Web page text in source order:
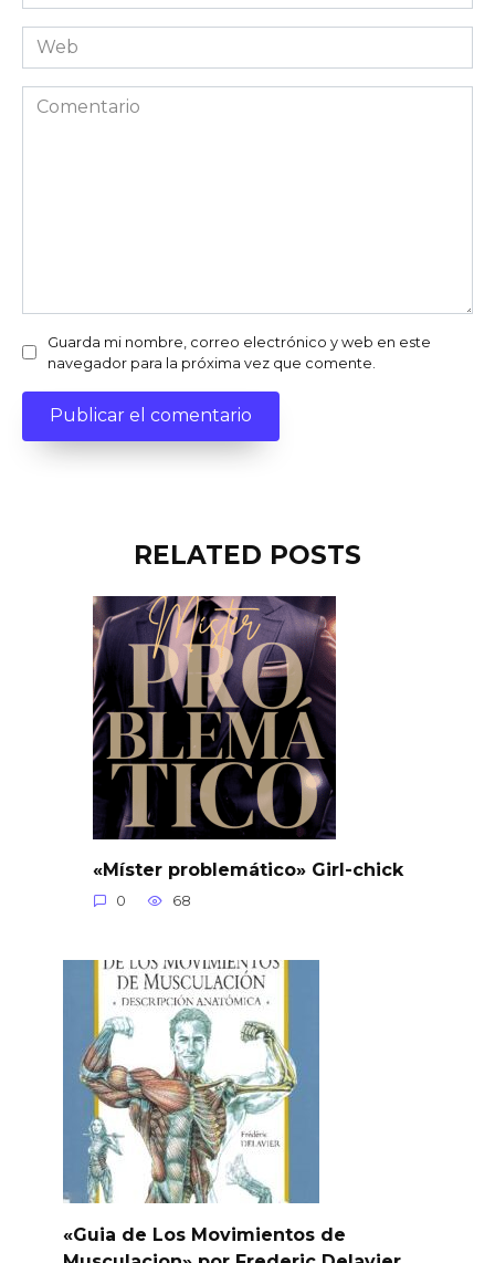
electrónico
Web
Comentario
Guarda mi nombre, correo electrónico y web en este
navegador para la próxima vez que comente.
RELATED POSTS
«Míster problemático» Girl-chick
0 68
«Guia de Los Movimientos de